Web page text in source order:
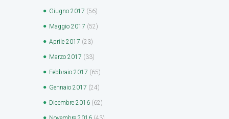
Giugno 2017 (56)
Maggio 2017 (52)
Aprile 2017 (23)
Marzo 2017 (33)
Febbraio 2017 (65)
Gennaio 2017 (24)
Dicembre 2016 (62)